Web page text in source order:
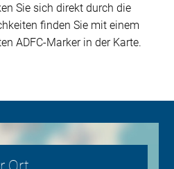
Sie sich direkt durch die
finden Sie mit einem
ADFC-Marker in der Karte.